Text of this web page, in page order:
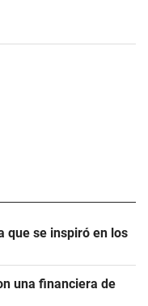
que se inspiró en los
una financiera de